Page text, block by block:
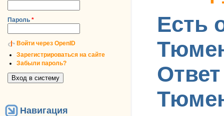
Пароль *
Войти через OpenID
Зарегистрироваться на сайте
Забыли пароль?
Навигация
Есть